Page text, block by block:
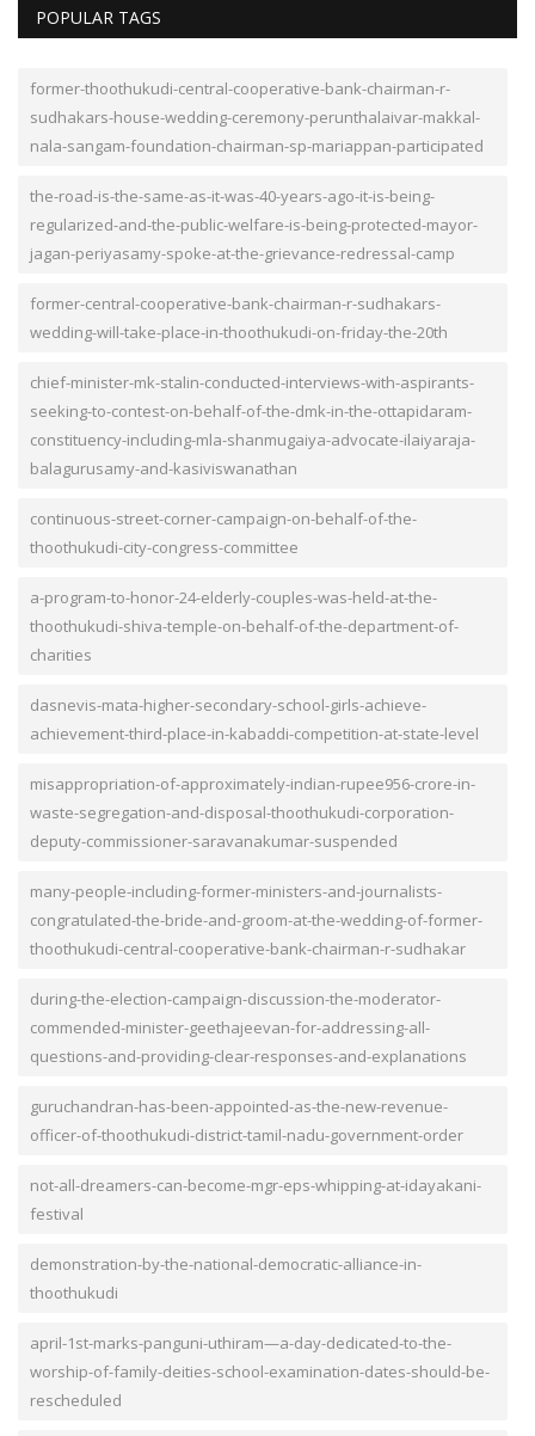
POPULAR TAGS
former-thoothukudi-central-cooperative-bank-chairman-r-
sudhakars-house-wedding-ceremony-perunthalaivar-makkal-
nala-sangam-foundation-chairman-sp-mariappan-participated
the-road-is-the-same-as-it-was-40-years-ago-it-is-being-
regularized-and-the-public-welfare-is-being-protected-mayor-
jagan-periyasamy-spoke-at-the-grievance-redressal-camp
former-central-cooperative-bank-chairman-r-sudhakars-
wedding-will-take-place-in-thoothukudi-on-friday-the-20th
chief-minister-mk-stalin-conducted-interviews-with-aspirants-
seeking-to-contest-on-behalf-of-the-dmk-in-the-ottapidaram-
constituency-including-mla-shanmugaiya-advocate-ilaiyaraja-
balagurusamy-and-kasiviswanathan
continuous-street-corner-campaign-on-behalf-of-the-
thoothukudi-city-congress-committee
a-program-to-honor-24-elderly-couples-was-held-at-the-
thoothukudi-shiva-temple-on-behalf-of-the-department-of-
charities
dasnevis-mata-higher-secondary-school-girls-achieve-
achievement-third-place-in-kabaddi-competition-at-state-level
misappropriation-of-approximately-indian-rupee956-crore-in-
waste-segregation-and-disposal-thoothukudi-corporation-
deputy-commissioner-saravanakumar-suspended
many-people-including-former-ministers-and-journalists-
congratulated-the-bride-and-groom-at-the-wedding-of-former-
thoothukudi-central-cooperative-bank-chairman-r-sudhakar
during-the-election-campaign-discussion-the-moderator-
commended-minister-geethajeevan-for-addressing-all-
questions-and-providing-clear-responses-and-explanations
guruchandran-has-been-appointed-as-the-new-revenue-
officer-of-thoothukudi-district-tamil-nadu-government-order
not-all-dreamers-can-become-mgr-eps-whipping-at-idayakani-
festival
demonstration-by-the-national-democratic-alliance-in-
thoothukudi
april-1st-marks-panguni-uthiram—a-day-dedicated-to-the-
worship-of-family-deities-school-examination-dates-should-be-
rescheduled